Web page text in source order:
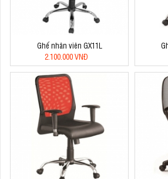
Ghế nhân viên GX11L
2.100.000 VNĐ